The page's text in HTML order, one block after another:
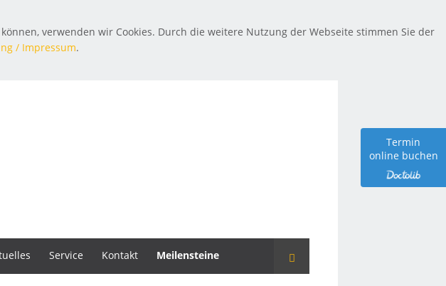
verwenden wir Cookies. Durch die weitere Nutzung der Webseite stimmen Sie der
/ Impressum.
Service Kontakt Meilensteine Suche
Termin
online buchen